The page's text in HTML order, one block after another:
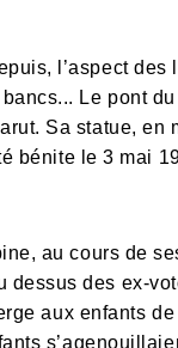
l’aspect des
Le pont du
Sa statue, en
bénite le 3 mai
au cours de
dessus des ex-
aux enfants